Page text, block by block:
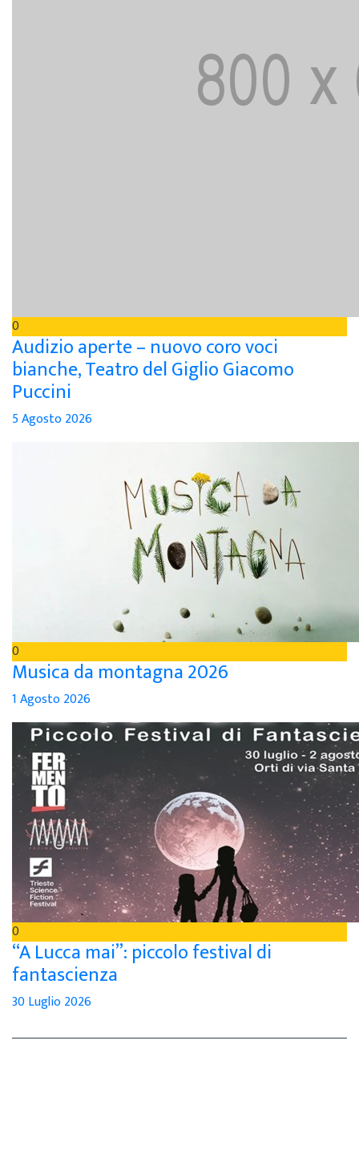
0
Audizio aperte – nuovo coro voci
bianche, Teatro del Giglio Giacomo
Puccini
5 Agosto 2026
0
Musica da montagna 2026
1 Agosto 2026
0
“A Lucca mai”: piccolo festival di
fantascienza
30 Luglio 2026